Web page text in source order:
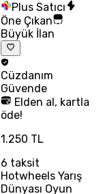
Plus Satıcı
Öne Çıkan
Büyük İlan
Cüzdanım
Güvende
Elden al, kartla
öde!
1.250 TL
6 taksit
Hotwheels Yarış
Dünyası Oyun